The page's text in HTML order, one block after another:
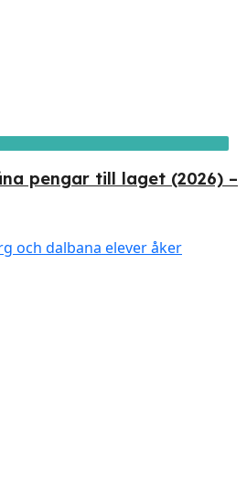
pengar till laget (2026) –